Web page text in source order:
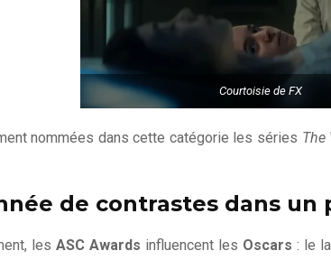
Courtoisie de FX
nommées dans cette catégorie les séries The
de contrastes dans
les ASC Awards influencent les Oscars : le